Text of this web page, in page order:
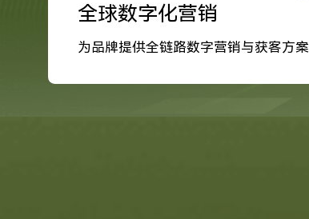
全球数字化营销
为品牌提供全链路数字营销与获客方案